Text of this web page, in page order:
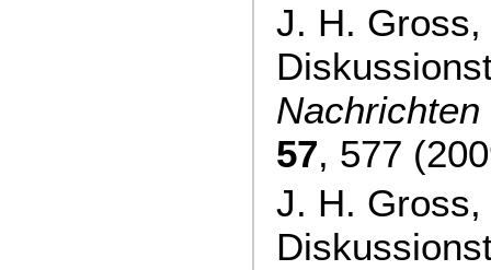
J. H. Gross,
57, 577
J. H. Gross,